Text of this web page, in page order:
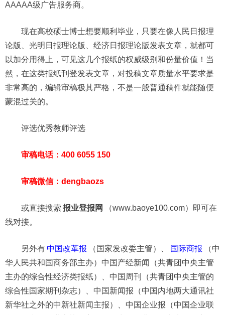
AAAAA级广告服务商。
现在高校硕士博士想要顺利毕业，只要在像人民日报理
论版、光明日报理论版、经济日报理论版发表文章，就都可
以加分用得上，可见这几个报纸的权威级别和份量价值！当
然，在这类报纸刊登发表文章，对投稿文章质量水平要求是
非常高的，编辑审稿极其严格，不是一般普通稿件就能随便
蒙混过关的。
评选优秀教师评选
审稿电话：400 6055 150
审稿微信：dengbaozs
或直接搜索 报业登报网
（www.baoye100.com）即可在
线对接。
另外有中国改革报 （国家发改委主管）、 国际商报
（中
华人民共和国商务部主办）中国产经新闻（共青团中央主管
主办的综合性经济类报纸）、中国周刊（共青团中央主管的
综合性国家期刊杂志）、中国新闻报（中国内地两大通讯社
新华社之外的中新社新闻主报）、中国企业报（中国企业联